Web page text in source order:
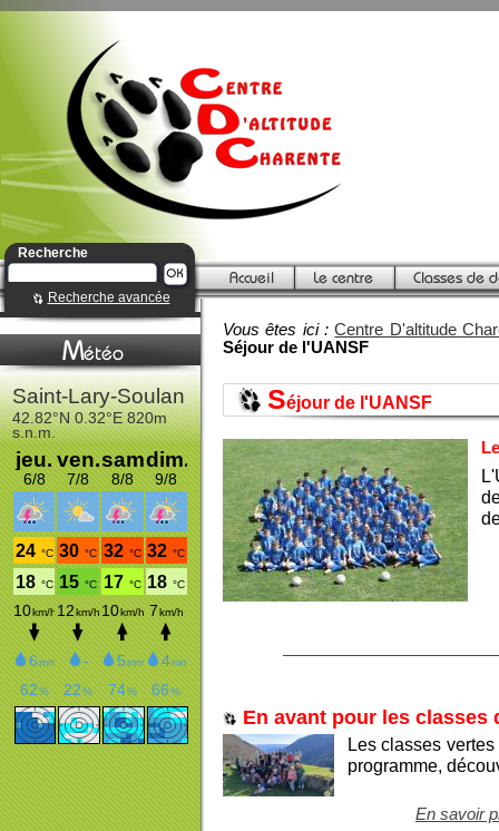
Recherche
Recherche avancée
Vous êtes ici :Centre D'altitude
Séjour de l'UANSF
Séjour de l'UANSF
En avant pour les classes
Les classes
programme,
En savoir